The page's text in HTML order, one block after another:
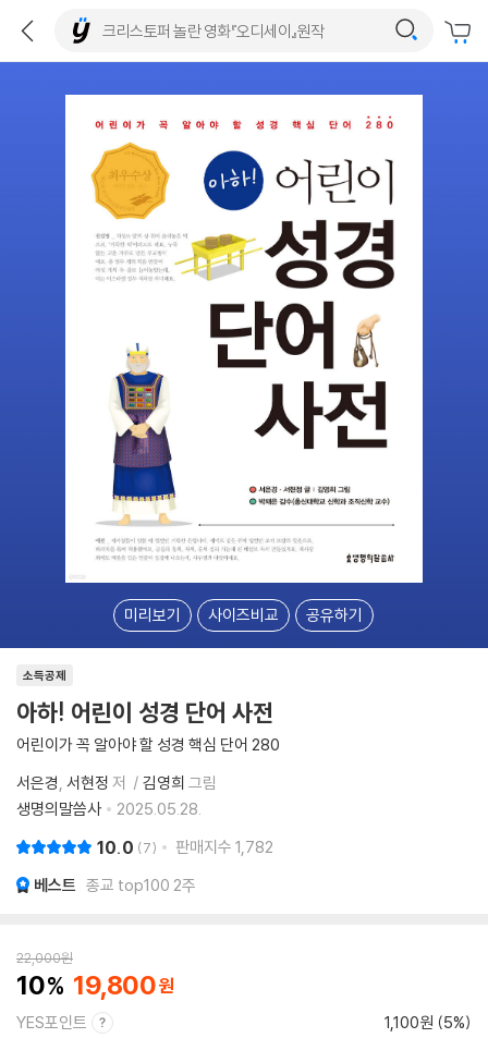
미리보기 사이즈비교 공유하기
소득공제
아하! 어린이 성경 단어 사전
어린이가 꼭 알아야 할 성경 핵심 단어 280
서은경 서현정 저 김영희 그림
생명의말씀사
2025.05.28.
10.0 7 판매지수 1,782
베스트 종교 top100 2주
22,000원
10 19,800
YES포인트 1,100원 (5%)